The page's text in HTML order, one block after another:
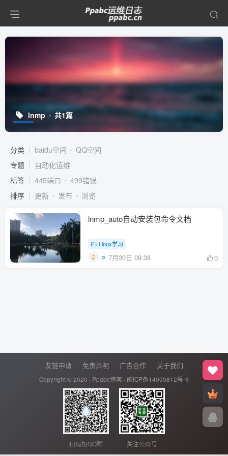
lnmp 共1篇
分类 baidu空间
QQ空间
专题
自动化运维
标签
445端口
499错误
排序
更新 发布 浏览
lnmp_auto自动安装包命令文档
Linux学习
7月30日 09:38 0
友链申请 免责声明 广告合作 关于我们
Copyright © 2020 · Ppabc博客 · 闽ICP备14000812号-9
扫码加QQ群 关注公众号